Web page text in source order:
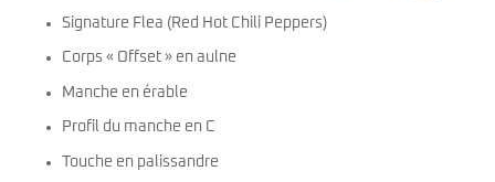
Signature Flea (Red Hot Chili Peppers)
Corps « Offset » en aulne
Manche en érable
Profil du manche en C
Touche en palissandre